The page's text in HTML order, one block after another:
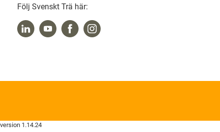
Följ Svenskt Trä här:
version 1.14.24